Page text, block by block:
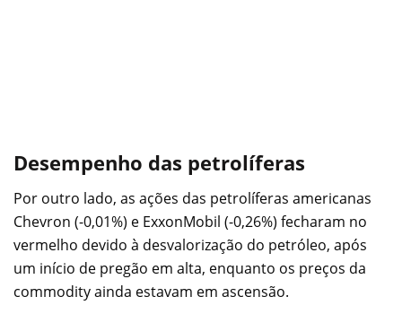
Desempenho das petrolíferas
Por outro lado, as ações das petrolíferas americanas
Chevron (-0,01%) e ExxonMobil (-0,26%) fecharam no
vermelho devido à desvalorização do petróleo, após
um início de pregão em alta, enquanto os preços da
commodity ainda estavam em ascensão.